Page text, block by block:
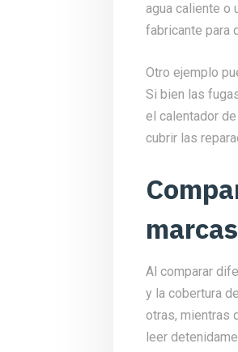
agua caliente o
fabricante para
Otro ejemplo
Si bien las
el calentador
cubrir las
marcas
Al comparar
y la cobertura
otras, mientras
leer